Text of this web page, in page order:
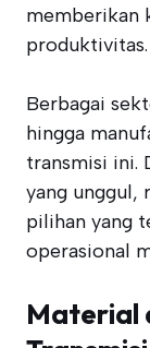
memberikan
produktivitas.
Berbagai
hingga
transmisi ini.
yang unggul,
pilihan yang
operasional
Material